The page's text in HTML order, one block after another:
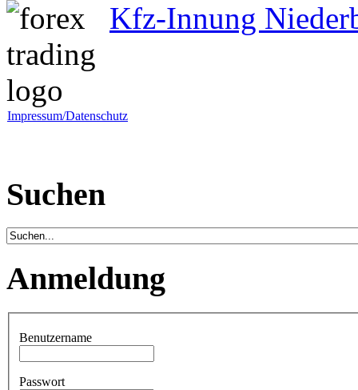
Kfz-Innung
Impressum/Datenschutz
Suchen
Anmeldung
Benutzername
Passwort